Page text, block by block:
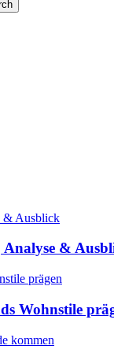
&
Wohnstile